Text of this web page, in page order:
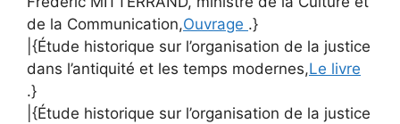
de la Communication,Ouvrage .}
|{Étude historique sur l’organisation de la justice
dans l’antiquité et les temps modernes,Le livre
.}
|{Étude historique sur l’organisation de la justice